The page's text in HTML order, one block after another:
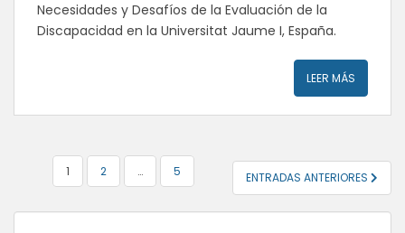
Necesidades y Desafíos de la Evaluación de la
Discapacidad en la Universitat Jaume I, España.
LEER MÁS
NAVEGACIÓN
ENTRADAS
1 2 … 5 ENTRADAS ANTERIORES